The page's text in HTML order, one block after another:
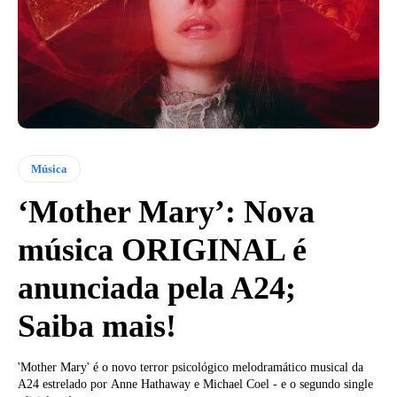
Música
‘Mother Mary’: Nova
música ORIGINAL é
anunciada pela A24;
Saiba mais!
'Mother Mary' é o novo terror psicológico melodramático musical da
A24 estrelado por Anne Hathaway e Michael Coel - e o segundo single